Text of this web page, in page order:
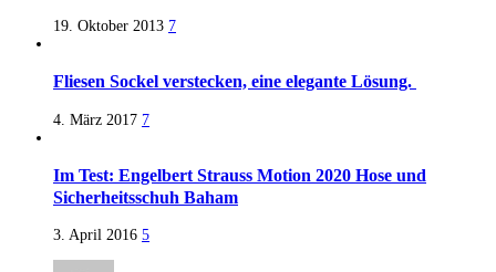
19. Oktober 2013 7
Fliesen Sockel verstecken, eine elegante Lösung.
4. März 2017 7
Im Test: Engelbert Strauss Motion 2020 Hose und
Sicherheitsschuh Baham
3. April 2016 5